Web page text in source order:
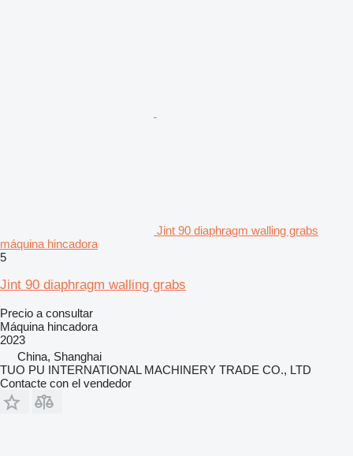
Jint 90 diaphragm walling grabs
máquina hincadora
5
Jint 90 diaphragm walling grabs
Precio a consultar
Máquina hincadora
2023
China, Shanghai
TUO PU INTERNATIONAL MACHINERY TRADE CO., LTD
Contacte con el vendedor